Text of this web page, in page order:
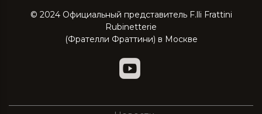
© 2024 Официальный представитель F.lli Frattini
Rubinetterie
(Фрателли Фраттини) в Москве